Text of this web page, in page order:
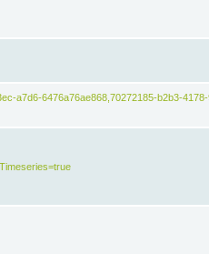
a7d6-6476a76ae868,70272185-b2b3-